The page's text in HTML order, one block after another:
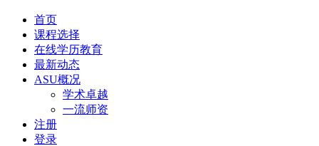
首页
课程选择
在线学历教育
最新动态
ASU概况
学术卓越
一流师资
注册
登录